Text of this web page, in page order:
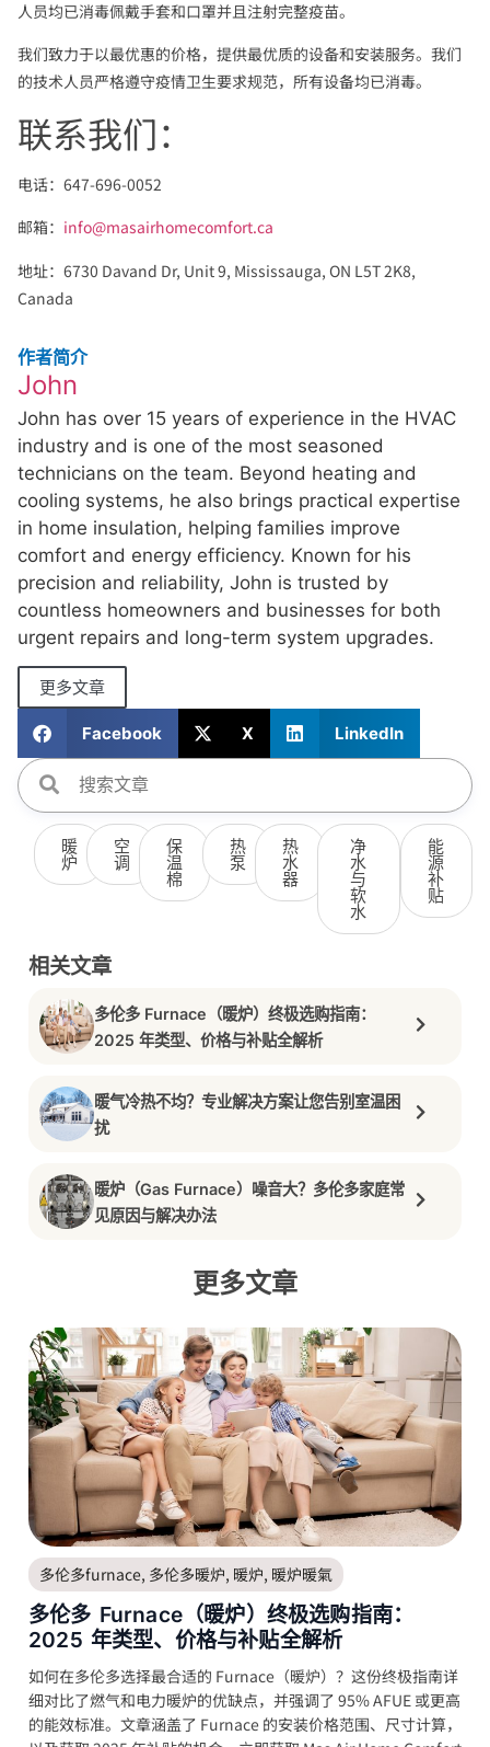
人员均已消毒佩戴手套和口罩并且注射完整疫苗。
我们致力于以最优惠的价格，提供最优质的设备和安装服务。我们
的技术人员严格遵守疫情卫生要求规范，所有设备均已消毒。
联系我们：
电话：647-696-0052
邮箱： info@masairhomecomfort.ca
地址：6730 Davand Dr, Unit 9, Mississauga, ON L5T 2K8,
Canada
作者简介
John
John has over 15 years of experience in the HVAC
industry and is one of the most seasoned
technicians on the team. Beyond heating and
cooling systems, he also brings practical expertise
in home insulation, helping families improve
comfort and energy efficiency. Known for his
precision and reliability, John is trusted by
countless homeowners and businesses for both
urgent repairs and long-term system upgrades.
更多文章
Facebook X LinkedIn
暖
炉
空
调
保
温
棉
热
泵
热
水
器
净
水
与
软
水
能
源
补
贴
相关文章
多伦多 Furnace（暖炉）终极选购指南：
2025 年类型、价格与补贴全解析
暖气冷热不均？专业解决方案让您告别室温困
扰
暖炉（Gas Furnace）噪音大？多伦多家庭常
见原因与解决办法
更多文章
多伦多furnace, 多伦多暖炉, 暖炉, 暖炉暖氣
多伦多 Furnace（暖炉）终极选购指南：
2025 年类型、价格与补贴全解析
如何在多伦多选择最合适的 Furnace（暖炉）？这份终极指南详
细对比了燃气和电力暖炉的优缺点，并强调了 95% AFUE 或更高
的能效标准。文章涵盖了 Furnace 的安装价格范围、尺寸计算，